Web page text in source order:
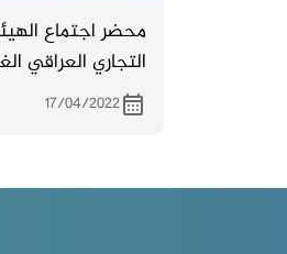
محضر اجتماع
التجاري العراقي
31/3/2022
17/04/2022